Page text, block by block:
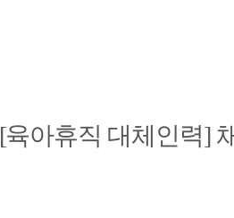
[육아휴직 대체인력]